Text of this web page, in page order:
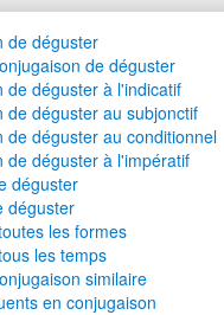
de déguster
de déguster
de déguster à l'indicatif
de déguster au subjonctif
de déguster au conditionnel
de déguster à l'impératif
déguster
déguster
les formes
les temps
similaire
en conjugaison